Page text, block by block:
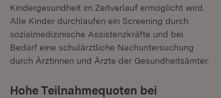
Kindergesundheit im Zeitverlauf ermöglicht wird.
Alle Kinder durchlaufen ein Screening durch
sozialmedizinische Assistenzkräfte und bei
Bedarf eine schulärztliche Nachuntersuchung
durch Ärztinnen und Ärzte der Gesundheitsämter.
Hohe Teilnahmequoten bei